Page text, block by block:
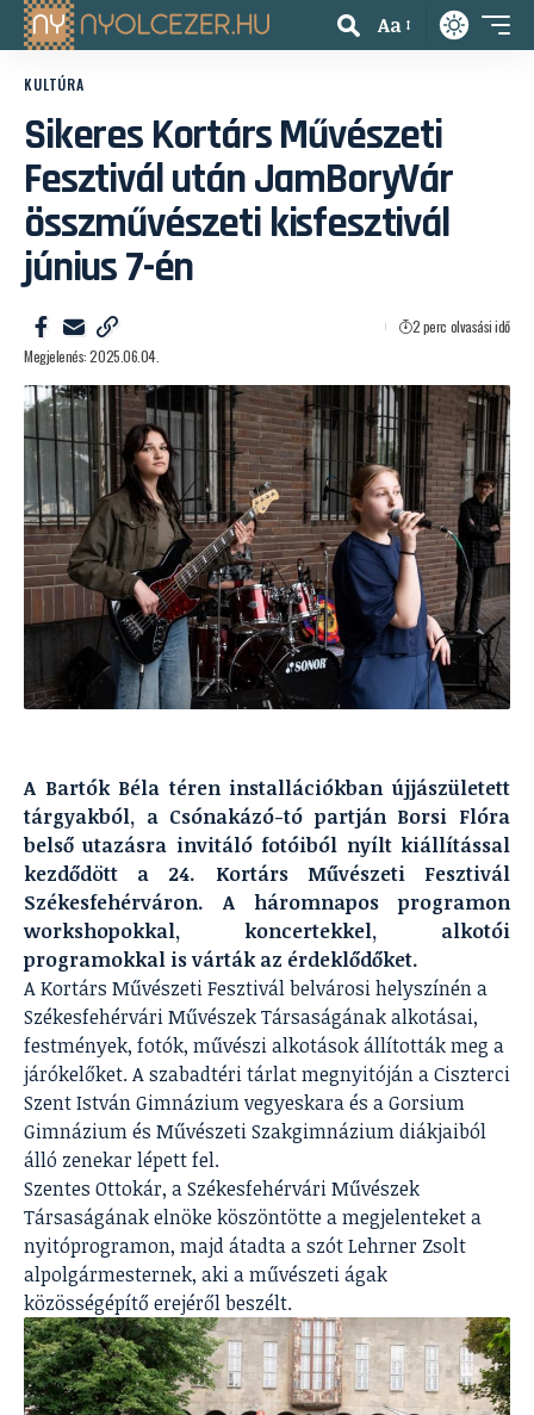
Aa
KULTÚRA
Sikeres Kortárs Művészeti
Fesztivál után JamBoryVár
összművészeti kisfesztivál
június 7-én
Megjelenés: 2025.06.04.
2 perc olvasási idő
A Bartók Béla téren installációkban újjászületett
tárgyakból, a Csónakázó-tó partján Borsi Flóra
belső utazásra invitáló fotóiból nyílt kiállítással
kezdődött a 24. Kortárs Művészeti Fesztivál
Székesfehérváron. A háromnapos programon
workshopokkal, koncertekkel, alkotói
programokkal is várták az érdeklődőket.
A Kortárs Művészeti Fesztivál belvárosi helyszínén a
Székesfehérvári Művészek Társaságának alkotásai,
festmények, fotók, művészi alkotások állították meg a
járókelőket. A szabadtéri tárlat megnyitóján a Ciszterci
Szent István Gimnázium vegyeskara és a Gorsium
Gimnázium és Művészeti Szakgimnázium diákjaiból
álló zenekar lépett fel.
Szentes Ottokár, a Székesfehérvári Művészek
Társaságának elnöke köszöntötte a megjelenteket a
nyitóprogramon, majd átadta a szót Lehrner Zsolt
alpolgármesternek, aki a művészeti ágak
közösségépítő erejéről beszélt.